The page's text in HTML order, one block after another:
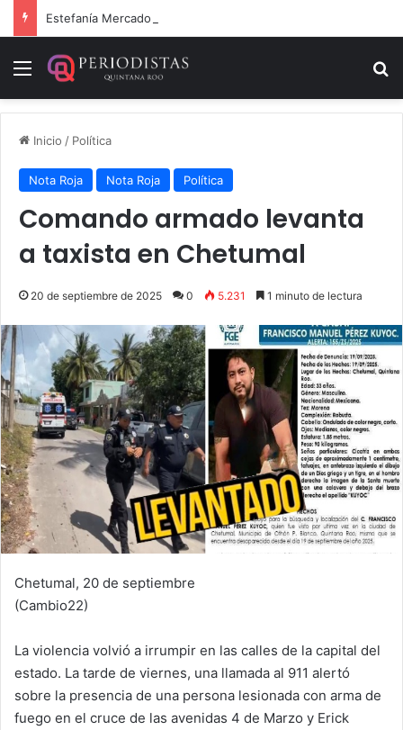
Menú
Inicio / Política
Nota Roja Nota Roja Política
Comando armado levanta
a taxista en Chetumal
20 de septiembre de 2025 0 5.231 1 minuto de lectura
Chetumal, 20 de septiembre
(Cambio22)
La violencia volvió a irrumpir en las calles de la capital del
estado. La tarde de viernes, una llamada al 911 alertó
sobre la presencia de una persona lesionada con arma de
fuego en el cruce de las avenidas 4 de Marzo y Erick